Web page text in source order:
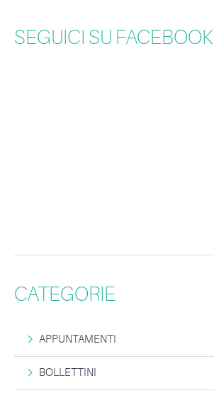
SEGUICI SU FACEBOOK
CATEGORIE
APPUNTAMENTI
BOLLETTINI